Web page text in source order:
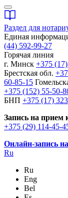
Раздел для
Единая
(44) 592-99-27
Горячая линия
г. Минск +375
Брестская обл.
60-85-15
+375 (152) 55-50-
БНП +375 (17)
Запись на прием
+375 (29) 114-45-
Онлайн-запись
Ru
Ru
Eng
Bel